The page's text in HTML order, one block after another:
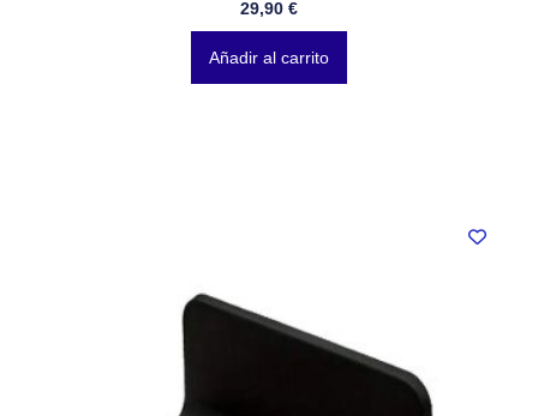
29,90 €
Añadir al carrito